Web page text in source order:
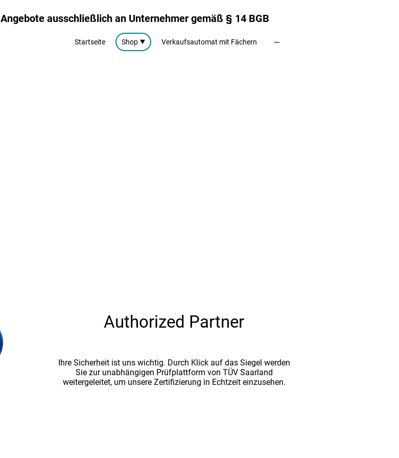
Angebote ausschließlich an Unternehmer gemäß § 14 BGB
Startseite Shop Verkaufsautomat mit Fächern
Authorized Partner
Ihre Sicherheit ist uns wichtig. Durch Klick auf das Siegel werden
Sie zur unabhängigen Prüfplattform von TÜV Saarland
weitergeleitet, um unsere Zertifizierung in Echtzeit einzusehen.